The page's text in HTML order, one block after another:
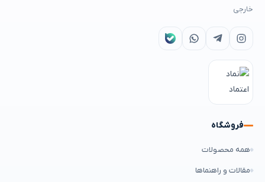
خارجی
فروشگاه
همه محصولات
مقالات و راهنماها